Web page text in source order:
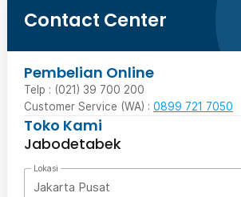
Contact Center
Pembelian Online
Telp : (021) 39 700 200
Customer Service (WA) : 0899 721 7050
Toko Kami
Jabodetabek
Lokasi
Jakarta Pusat